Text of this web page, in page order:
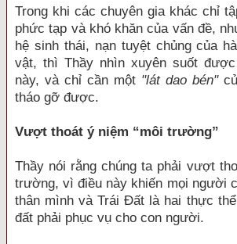
Trong khi các chuyên gia khác chỉ
phức tạp và khó khăn của vấn đề,
hệ sinh thái, nạn tuyệt chủng của
vật, thì Thầy nhìn xuyên suốt
này, và chỉ cần một "lát dao bén"
tháo gỡ được.
Vượt thoát ý niệm “môi trường”
Thầy nói rằng chúng ta phải vượt
trường, vì điều này khiến mọi người
thân mình và Trái Đất là hai thực
đất phải phục vụ cho con người.